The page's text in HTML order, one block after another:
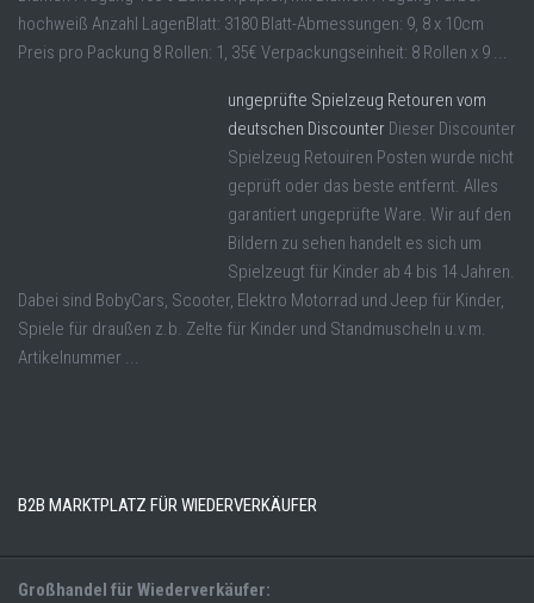
hochweiß Anzahl LagenBlatt: 3180 Blatt-Abmessungen: 9, 8 x 10cm
Preis pro Packung 8 Rollen: 1, 35€ Verpackungseinheit: 8 Rollen x 9 ...
ungeprüfte Spielzeug Retouren vom
deutschen Discounter Dieser Discounter
Spielzeug Retouiren Posten wurde nicht
geprüft oder das beste entfernt. Alles
garantiert ungeprüfte Ware. Wir auf den
Bildern zu sehen handelt es sich um
Spielzeugt für Kinder ab 4 bis 14 Jahren.
Dabei sind BobyCars, Scooter, Elektro Motorrad und Jeep für Kinder,
Spiele für draußen z.b. Zelte für Kinder und Standmuscheln u.v.m.
Artikelnummer ...
B2B MARKTPLATZ FÜR WIEDERVERKÄUFER
Großhandel für Wiederverkäufer: